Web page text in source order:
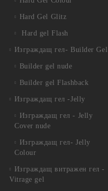
Hard Gel Glitz
Hard gel Flash
Изграждащ гел- Builder Gel
Builder gel nude
Builder gel Flashback
Изграждащ гел -Jelly
Изграждащ гел - Jelly
Cover nude
Изграждащ гел- Jelly
Colour
Изграждащ витражен гел -
Vitrage gel